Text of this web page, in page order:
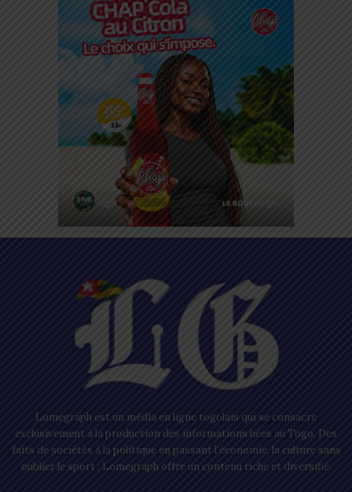
Lomegraph est un média en ligne togolais qui se consacre
exclusivement à la production des informations liées au Togo. Des
faits de sociétés à la politique en passant l’économie, la culture sans
oublier le sport ; Lomegraph offre un contenu riche et diversifié.